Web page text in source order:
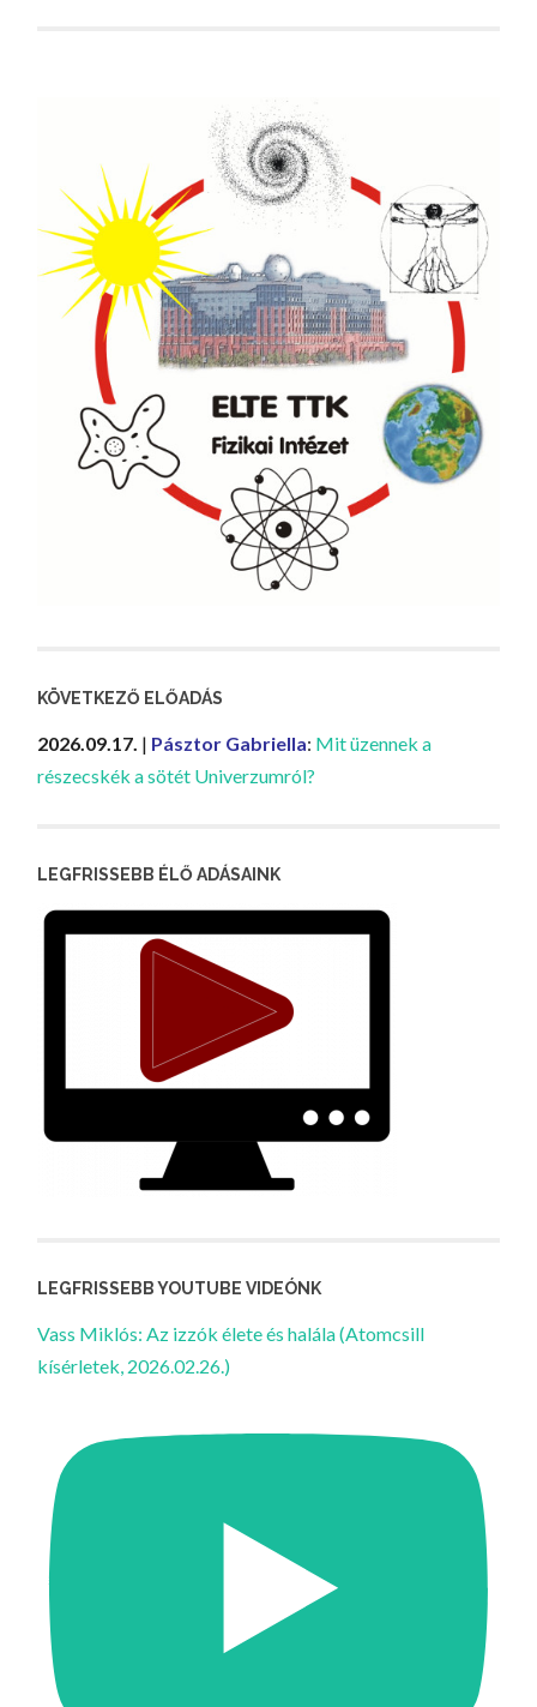
KÖVETKEZŐ ELŐADÁS
2026.09.17. | Pásztor Gabriella: Mit üzennek a
részecskék a sötét Univerzumról?
LEGFRISSEBB ÉLŐ ADÁSAINK
LEGFRISSEBB YOUTUBE VIDEÓNK
Vass Miklós: Az izzók élete és halála (Atomcsill
kísérletek, 2026.02.26.)